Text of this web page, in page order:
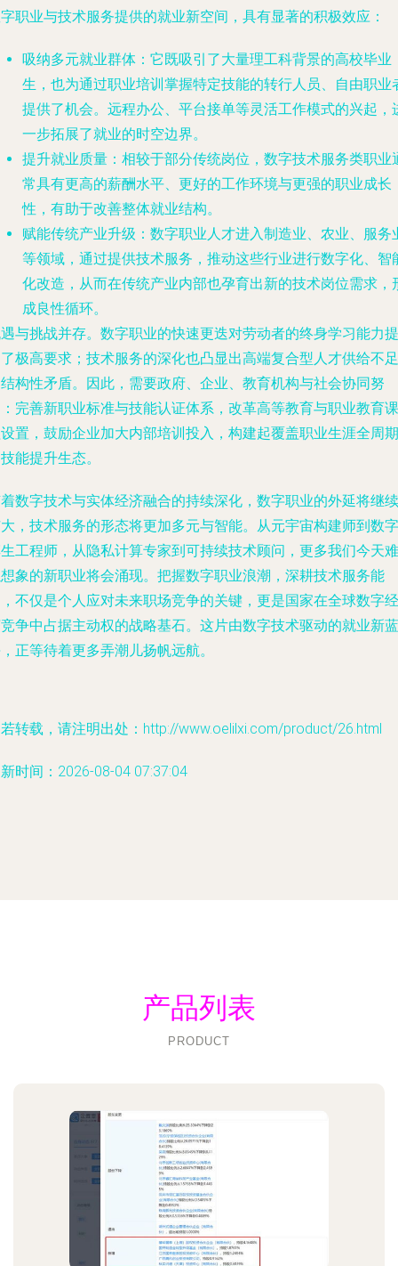
职业与技术服务提供的就业新空间，具有显著的积极效应：
吸纳多元就业群体 ：它既吸引了大量理工科背景的高校毕业
生，也为通过职业培训掌握特定技能的转行人员、自由职业
提供了机会。远程办公、平台接单等灵活工作模式的兴起，
一步拓展了就业的时空边界。
提升就业质量 ：相较于部分传统岗位，数字技术服务类职业
常具有更高的薪酬水平、更好的工作环境与更强的职业成长
性，有助于改善整体就业结构。
赋能传统产业升级 ：数字职业人才进入制造业、农业、服务
等领域，通过提供技术服务，推动这些行业进行数字化、智
化改造，从而在传统产业内部也孕育出新的技术岗位需求，
成良性循环。
与挑战并存。数字职业的快速更迭对劳动者的终身学习能力提
极高要求；技术服务的深化也凸显出高端复合型人才供给不足
构性矛盾。因此，需要政府、企业、教育机构与社会协同努
完善新职业标准与技能认证体系，改革高等教育与职业教育课
置，鼓励企业加大内部培训投入，构建起覆盖职业生涯全周期
能提升生态。
数字技术与实体经济融合的持续深化，数字职业的外延将继续
，技术服务的形态将更加多元与智能。从元宇宙构建师到数字
工程师，从隐私计算专家到可持续技术顾问，更多我们今天难
象的新职业将会涌现。把握数字职业浪潮，深耕技术服务能
不仅是个人应对未来职场竞争的关键，更是国家在全球数字经
争中占据主动权的战略基石。这片由数字技术驱动的就业新蓝
正等待着更多弄潮儿扬帆远航。
转载，请注明出处：http://www.oelilxi.com/product/26.html
时间：2026-08-04 07:37:04
产品列表
PRODUCT